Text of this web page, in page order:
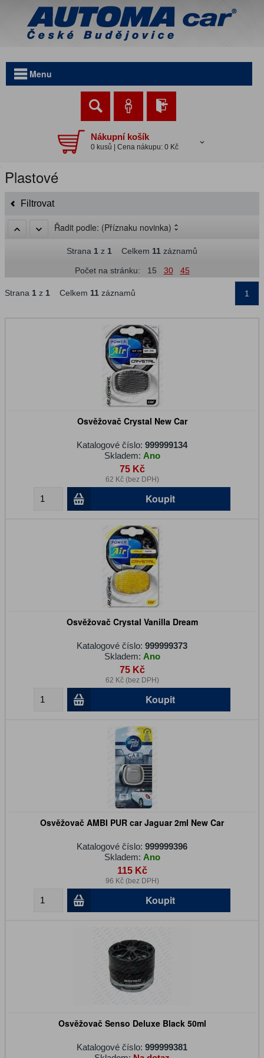
Menu
Nákupní košík
0 kusů | Cena nákupu: 0 Kč
Plastové
Filtrovat
Řadit podle: (Příznaku novinka)
Strana 1 z 1 Celkem 11 záznamů
Počet na stránku: 15 30 45
Strana 1 z 1 Celkem 11 záznamů 1
Osvěžovač Crystal New Car
Katalogové číslo: 999999134
Skladem: Ano
75 Kč
62 Kč (bez DPH)
Koupit
Osvěžovač Crystal Vanilla Dream
Katalogové číslo: 999999373
Skladem: Ano
75 Kč
62 Kč (bez DPH)
Koupit
Osvěžovač AMBI PUR car Jaguar 2ml New Car
Katalogové číslo: 999999396
Skladem: Ano
115 Kč
96 Kč (bez DPH)
Koupit
Osvěžovač Senso Deluxe Black 50ml
Katalogové číslo: 999999381